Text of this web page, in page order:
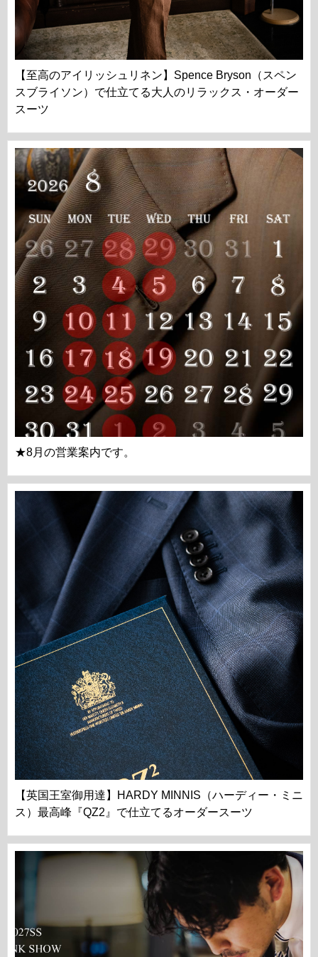
【至高のアイリッシュリネン】Spence Bryson（スペン
スブライソン）で仕立てる大人のリラックス・オーダー
スーツ
★8月の営業案内です。
【英国王室御用達】HARDY MINNIS（ハーディー・ミニ
ス）最高峰『QZ2』で仕立てるオーダースーツ